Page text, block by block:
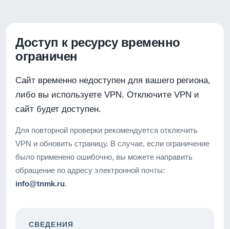
Доступ к ресурсу временно
ограничен
Сайт временно недоступен для вашего региона,
либо вы используете VPN. Отключите VPN и
сайт будет доступен.
Для повторной проверки рекомендуется отключить
VPN и обновить страницу. В случае, если ограничение
было применено ошибочно, вы можете направить
обращение по адресу электронной почты:
info@tnmk.ru.
СВЕДЕНИЯ